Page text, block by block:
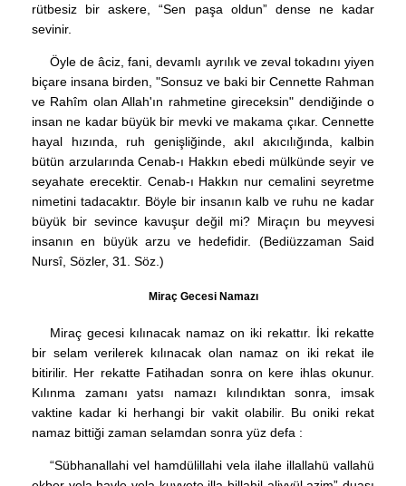
rütbesiz bir askere, “Sen paşa oldun” dense ne kadar
sevinir.
Öyle de âciz, fani, devamlı ayrılık ve zeval tokadını yiyen
biçare insana birden, "Sonsuz ve baki bir Cennette Rahman
ve Rahîm olan Allah'ın rahmetine gireceksin" dendiğinde o
insan ne kadar büyük bir mevki ve makama çıkar. Cennette
hayal hızında, ruh genişliğinde, akıl akıcılığında, kalbin
bütün arzularında Cenab-ı Hakkın ebedi mülkünde seyir ve
seyahate erecektir. Cenab-ı Hakkın nur cemalini seyretme
nimetini tadacaktır. Böyle bir insanın kalb ve ruhu ne kadar
büyük bir sevince kavuşur değil mi? Miraçın bu meyvesi
insanın en büyük arzu ve hedefidir. (Bediüzzaman Said
Nursî, Sözler, 31. Söz.)
Miraç Gecesi Namazı
Miraç gecesi kılınacak namaz on iki rekattır. İki rekatte
bir selam verilerek kılınacak olan namaz on iki rekat ile
bitirilir. Her rekatte Fatihadan sonra on kere ihlas okunur.
Kılınma zamanı yatsı namazı kılındıktan sonra, imsak
vaktine kadar ki herhangi bir vakit olabilir. Bu oniki rekat
namaz bittiği zaman selamdan sonra yüz defa :
“Sübhanallahi vel hamdülillahi vela ilahe illallahü vallahü